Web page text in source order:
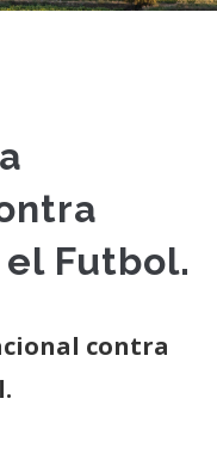
Futbol.
contra